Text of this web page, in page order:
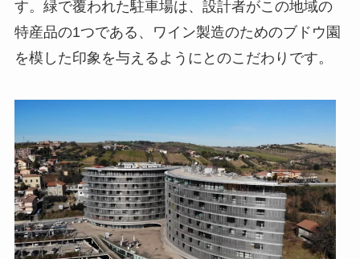
す。緑で覆われた駐車場は、設計者がこの地域の
特産品の1つである、ワイン製造のためのブドウ園
を模した印象を与えるようにとのこだわりです。